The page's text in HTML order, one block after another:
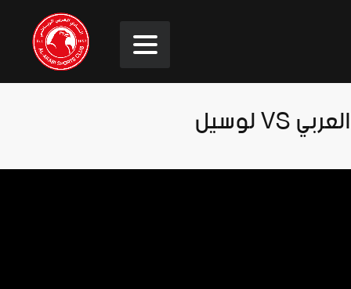
العربي VS لوسيل